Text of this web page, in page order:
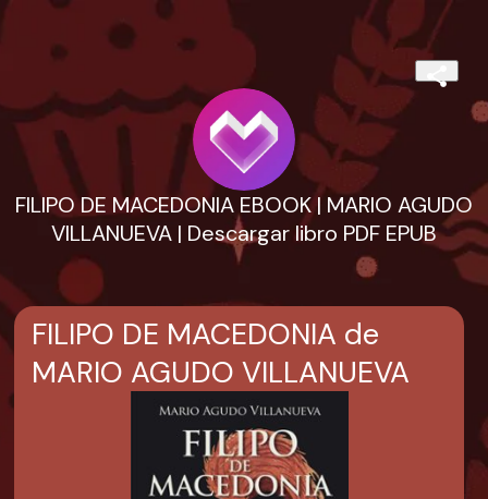
FILIPO DE MACEDONIA EBOOK | MARIO AGUDO
VILLANUEVA | Descargar libro PDF EPUB
FILIPO DE MACEDONIA de
MARIO AGUDO VILLANUEVA